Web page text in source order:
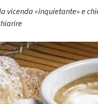
«inquietante» e